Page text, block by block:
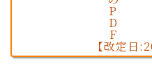
【改定日